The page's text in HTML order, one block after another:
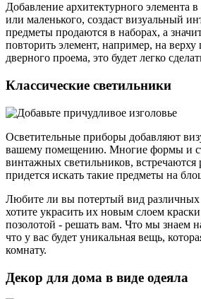
Добавление архитектурного элемента
или маленького, создаст визуальный
предметы продаются в наборах, а
повторить элемент, например, на
дверного проема, это будет легко
Классические светильники
Осветительные приборы добавляют
вашему помещению. Многие формы и
винтажных светильников,
придется искать такие предметы на
Любите ли вы потертый вид различных
хотите украсить их новым слоем
позолотой - решать вам. Что мы знаем
что у вас будет уникальная вещь,
комнату.
Декор для дома в виде одеяла